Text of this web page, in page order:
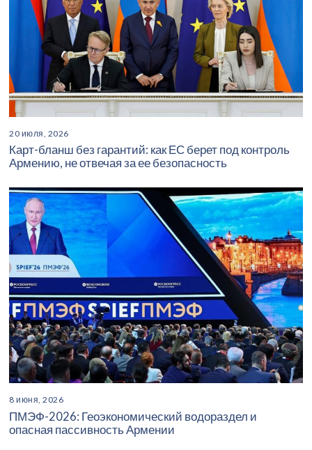
20 июля, 2026
Карт-бланш без гарантий: как ЕС берет под контроль
Армению, не отвечая за ее безопасность
8 июня, 2026
ПМЭФ-2026: Геоэкономический водораздел и
опасная пассивность Армении